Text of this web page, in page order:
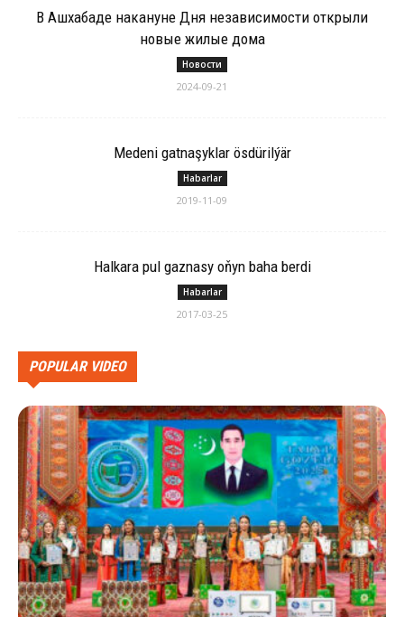
В Ашхабаде накануне Дня независимости открыли
новые жилые дома
Новости
2024-09-21
Me­de­ni gat­na­şyk­la­r ösdürilýär
Habarlar
2019-11-09
Hal­ka­ra pul gaz­na­sy oňyn ba­ha ber­di
Habarlar
2017-03-25
POPULAR VIDEO